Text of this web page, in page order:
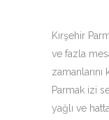
Kırşehir
ve fazla
Parmak izi
yağlı ve